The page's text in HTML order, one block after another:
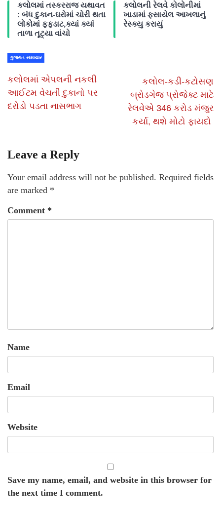
કલોલમાં તસ્કરરાજ યથાવત
: બંધ દુકાન-ઘરોમાં ચોરી થતા
લોકોમાં ફફડાટ,ક્યાં ક્યાં
તાળા તૂટ્યા વાંચો
કલોલની રેલવે કોલોનીમાં
ખાડામાં ફસાયેલ આખલાનું
રેસ્ક્યુ કરાયું
ગુજરાત સમાચાર
કલોલમાં એપલની નકલી
આઈટમ વેચતી દુકાનો પર
દરોડો પડતા નાસભાગ
કલોલ-કડી-કટોસણ
બ્રોડગેજ પ્રોજેક્ટ માટે
રેલવેએ 346 કરોડ મંજુર
કર્યા, થશે મોટો ફાયદો
Leave a Reply
Your email address will not be published. Required fields
are marked *
Comment *
Name
Email
Website
Save my name, email, and website in this browser for
the next time I comment.